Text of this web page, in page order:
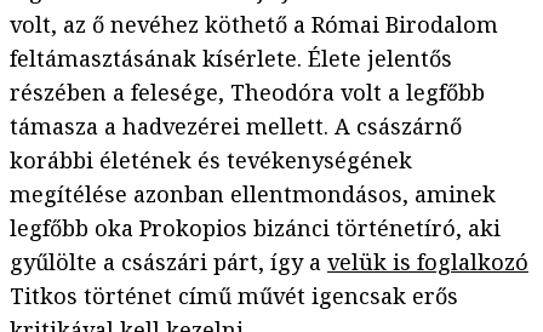
volt, az ő nevéhez köthető a Római Birodalom
feltámasztásának kísérlete. Élete jelentős
részében a felesége, Theodóra volt a legfőbb
támasza a hadvezérei mellett. A császárnő
korábbi életének és tevékenységének
megítélése azonban ellentmondásos, aminek
legfőbb oka Prokopios bizánci történetíró, aki
gyűlölte a császári párt, így a velük is foglalkozó
Titkos történet című művét igencsak erős